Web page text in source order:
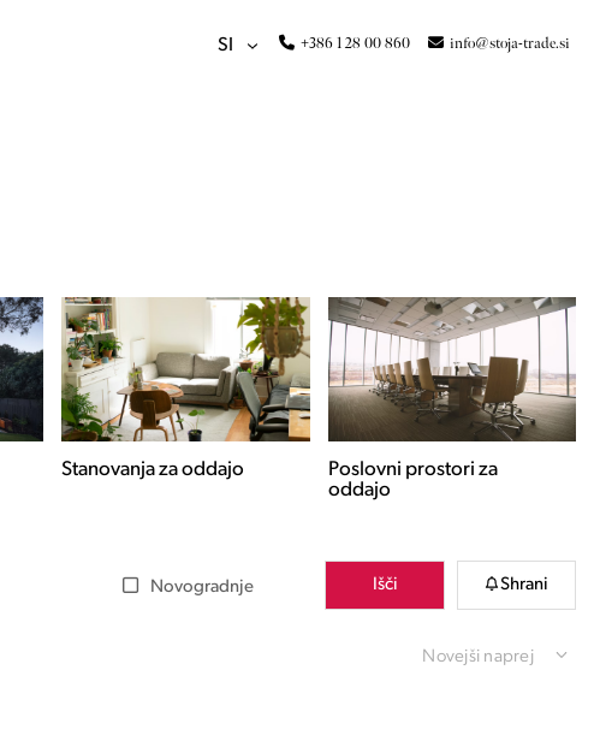
SI +386 1 28 00 860 info@stoja-trade.si
Poslovni prostori za
Hiše za oddajo
Novogradnje Išči Shrani
Novejši naprej